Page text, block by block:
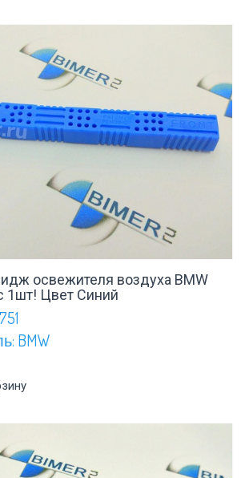
освежителя воздуха BMW
1шт! Цвет Синий
BMW